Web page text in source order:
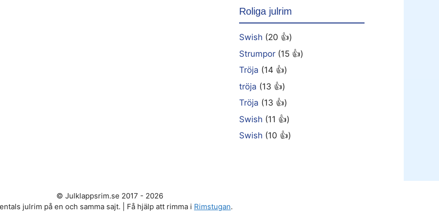
Roliga julrim
Swish (20 👍)
Strumpor (15 👍)
Tröja (14 👍)
tröja (13 👍)
Tröja (13 👍)
Swish (11 👍)
Swish (10 👍)
© Julklappsrim.se 2017 - 2026
julrim på en och samma sajt. | Få hjälp att rimma i Rimstugan.